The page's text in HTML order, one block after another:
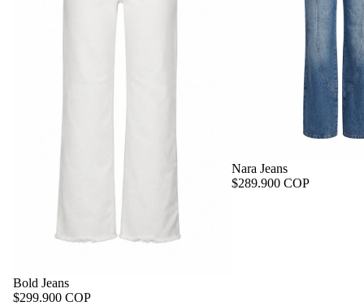
Bold Jeans
$299.900 COP
Nara Jeans
$289.900 COP